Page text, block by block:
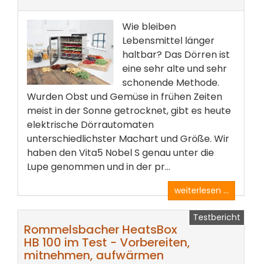
Wie bleiben
Lebensmittel länger
haltbar? Das Dörren ist
eine sehr alte und sehr
schonende Methode.
Wurden Obst und Gemüse in frühen Zeiten
meist in der Sonne getrocknet, gibt es heute
elektrische Dörrautomaten
unterschiedlichster Machart und Größe. Wir
haben den Vita5 Nobel S genau unter die
Lupe genommen und in der pr...
weiterlesen ...
Testbericht
Rommelsbacher HeatsBox
HB 100 im Test - Vorbereiten,
mitnehmen, aufwärmen